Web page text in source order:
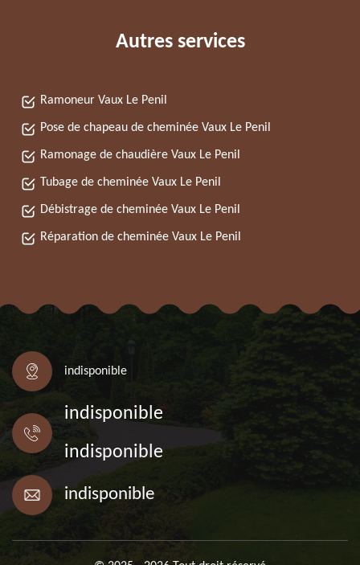
Autres services
Ramoneur Vaux Le Penil
Pose de chapeau de cheminée Vaux Le Penil
Ramonage de chaudière Vaux Le Penil
Tubage de cheminée Vaux Le Penil
Débistrage de cheminée Vaux Le Penil
Réparation de cheminée Vaux Le Penil
indisponible
indisponible
indisponible
indisponible